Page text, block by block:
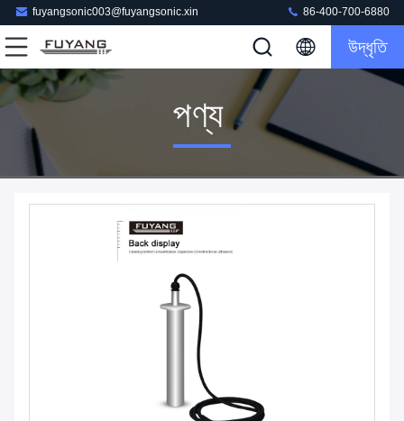
fuyangsonic003@fuyangsonic.xin 86-400-700-6880
উদ্ধৃতি
পণ্য